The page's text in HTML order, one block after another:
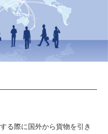
る際に国外から貨物を引き